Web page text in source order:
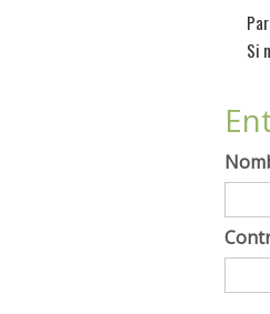
Si